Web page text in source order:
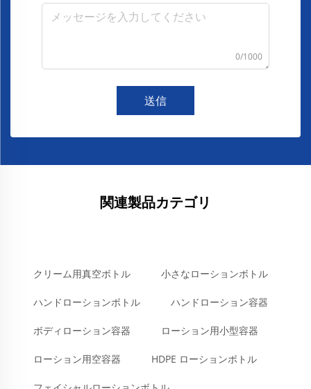
0/1000
送信
関連製品カテゴリ
クリーム用真空ボトル 小さなローションボトル
ハンドローションボトル ハンドローション容器
ボディローション容器 ローション用小型容器
ローション用空容器 HDPE ローションボトル